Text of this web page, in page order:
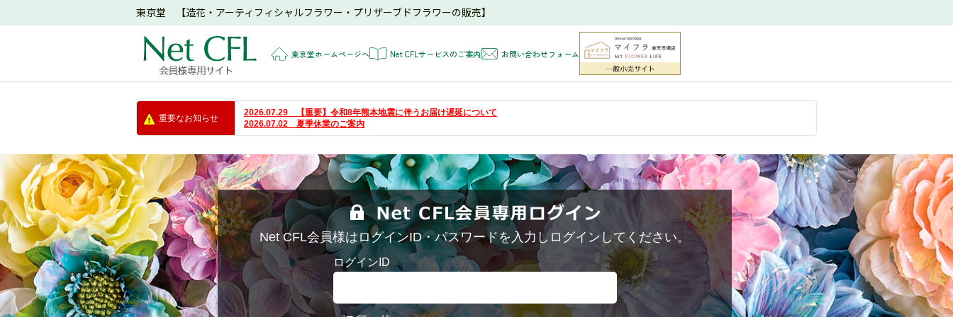
東京堂 【造花・アーティフィシャルフラワー・プリザーブドフラワーの販売】
東京堂ホームページへ Net CFLサービスのご案内 お問い合わせフォーム
重要なお知らせ
2026.07.29 【重要】令和8年熊本地震に伴うお届け遅延について
2026.07.02 夏季休業のご案内
Net CFL会員様はログインID・パスワードを入力しログインしてください。
ログインID